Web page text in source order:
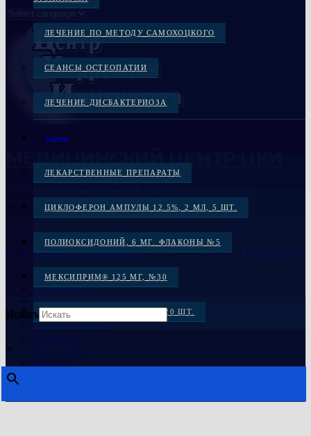
ЛЕЧЕНИЕ ПО МЕТОДУ САМОХОЦКОГО
СЕАНСЫ ОСТЕОПАТИИ
ЛЕЧЕНИЕ ДИСБАКТЕРИОЗА
Статьи
ЛЕКАРСТВЕННЫЕ ПРЕПАРАТЫ
ЦИКЛОФЕРОН АМПУЛЫ 12.5%, 2 МЛ, 5 ШТ.
ПОЛИОКСИДОНИЙ, 6 МГ. ФЛАКОНЫ №5
МЕКСИПРИМ® 125 МГ, №30
МЕКСИКОР КАПС. 100 МГ: 20 ШТ.
МЕКСИДОЛ, ТАБ. 125 МГ №30
Искать
×
МЕДИЦИНСКИЙ ЦЕНТР ЦКИ
колокольчик справа
Сайт работает на WordPress|Тема: Newsup, автор
Главная
В наличии
Под заказ
Распродажа
Сотрудничество
Контакты
Карта сайта
Корзина